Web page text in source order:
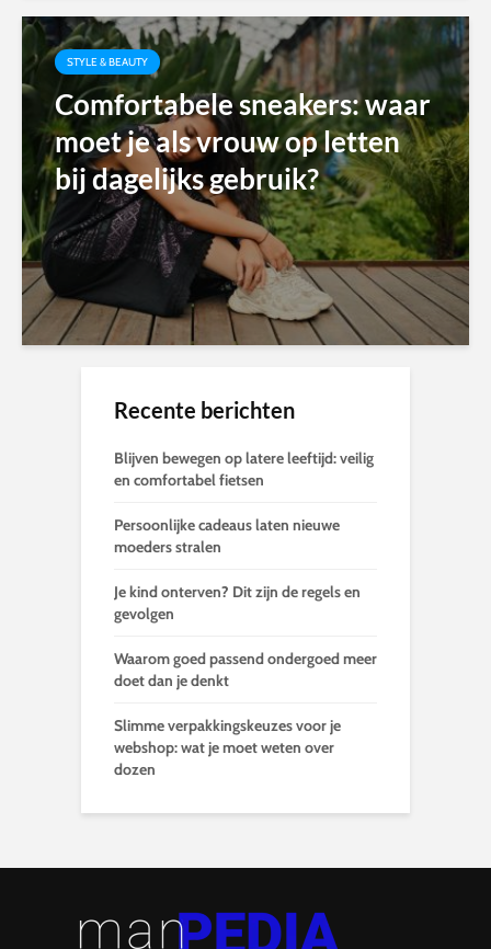
STYLE & BEAUTY
Comfortabele sneakers: waar
moet je als vrouw op letten
bij dagelijks gebruik?
Recente berichten
Blijven bewegen op latere leeftijd: veilig
en comfortabel fietsen
Persoonlijke cadeaus laten nieuwe
moeders stralen
Je kind onterven? Dit zijn de regels en
gevolgen
Waarom goed passend ondergoed meer
doet dan je denkt
Slimme verpakkingskeuzes voor je
webshop: wat je moet weten over
dozen